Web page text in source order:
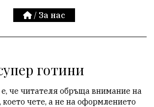
/ За нас
готини
че читателя обръща внимание на
чете, а не на оформлението